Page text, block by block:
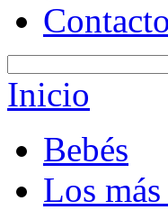
Contacto
Inicio
Bebés
Los